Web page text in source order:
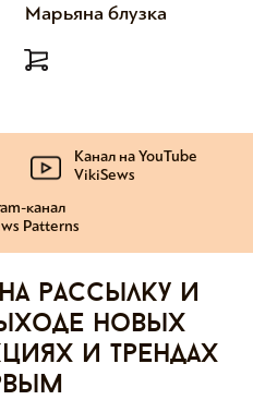
Марьяна блузка
Канал на YouTube
VikiSews
канал
Patterns
рассылку и
новых
и трендах